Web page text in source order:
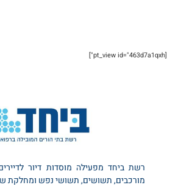
[pt_view id="463d7a1qxh"]
רשת ביחד מפעילה מוסדות דיור לדיירים
מורכבים, תשושים, תשושי נפש ומחלקת